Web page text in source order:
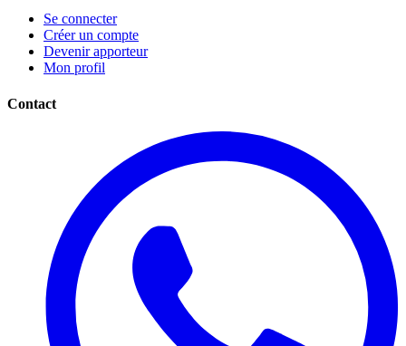
Se connecter
Créer un compte
Devenir apporteur
Mon profil
Contact